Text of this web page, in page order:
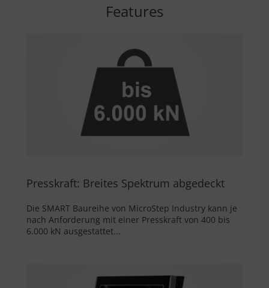
Features
Presskraft: Breites Spektrum abgedeckt
Die SMART Baureihe von MicroStep Industry kann je
nach Anforderung mit einer Presskraft von 400 bis
6.000 kN ausgestattet...